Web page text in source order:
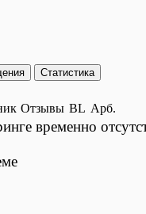
Отзывы BL Арб.
временно